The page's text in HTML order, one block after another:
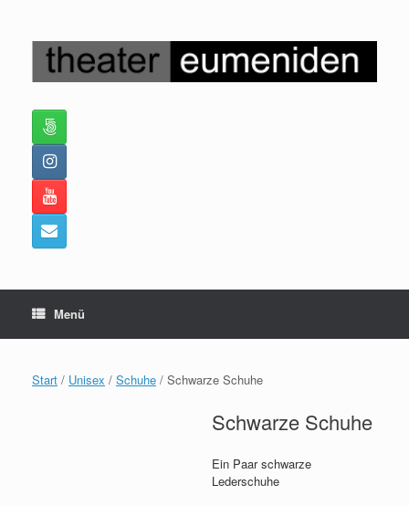
springen
Menü
Start / Unisex / Schuhe / Schwarze Schuhe
Schwarze Schuhe
Ein Paar schwarze
Lederschuhe